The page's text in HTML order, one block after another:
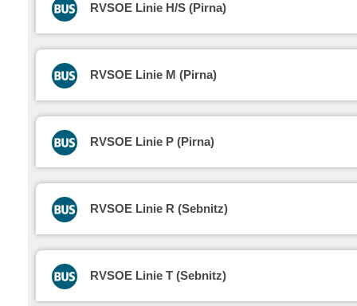
RVSOE Linie H/S (Pirna)
RVSOE Linie M (Pirna)
RVSOE Linie P (Pirna)
RVSOE Linie R (Sebnitz)
RVSOE Linie T (Sebnitz)